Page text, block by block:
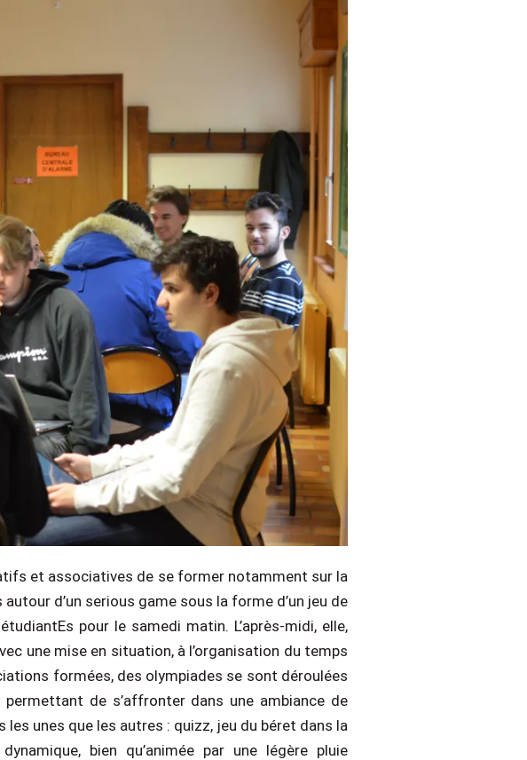
et associatives de se former notamment sur la
d’un serious game sous la forme d’un jeu de
pour le samedi matin. L’après-midi, elle,
une mise en situation, à l’organisation du temps
formées, des olympiades se sont déroulées
de s’affronter dans une ambiance de
unes que les autres : quizz, jeu du béret dans la
bien qu’animée par une légère pluie